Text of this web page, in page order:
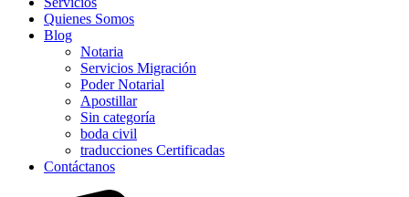
Quienes Somos
Blog
Notaria
Servicios Migración
Poder Notarial
Apostillar
Sin categoría
boda civil
traducciones Certificadas
Contáctanos